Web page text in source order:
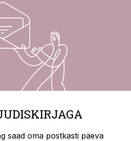
saad oma postkasti päeva